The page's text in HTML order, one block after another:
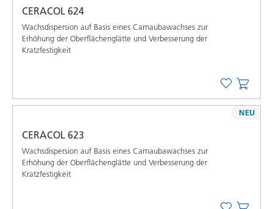
CERACOL 624
Wachsdispersion auf Basis eines Carnaubawachses zur
Erhöhung der Oberflächenglätte und Verbesserung der
Kratzfestigkeit
CERACOL 623
Wachsdispersion auf Basis eines Carnaubawachses zur
Erhöhung der Oberflächenglätte und Verbesserung der
Kratzfestigkeit
NEU